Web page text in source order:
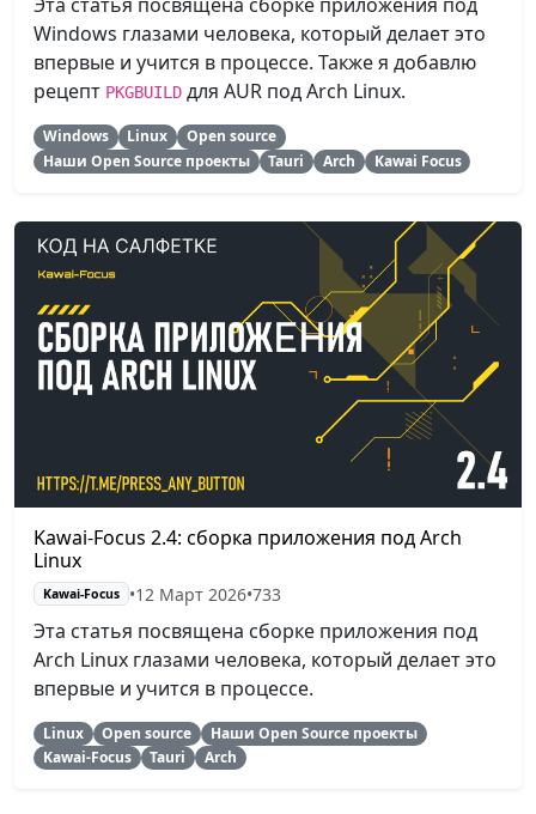
Windows глазами человека, который делает это
впервые и учится в процессе. Также я добавлю
рецепт PKGBUILD для AUR под Arch Linux.
Windows Linux
Open source
Наши Open Source проекты
Tauri Arch Kawai Focus
Kawai-Focus 2.4: сборка приложения под Arch
Linux
Kawai-Focus •12 Март 2026•733
Эта статья посвящена сборке приложения под
Arch Linux глазами человека, который делает это
впервые и учится в процессе.
Linux Open source
Наши Open Source проекты
Kawai-Focus
Tauri Arch